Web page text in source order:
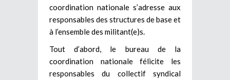
coordination nationale s’adresse aux
responsables des structures de base et
à l’ensemble des militant(e)s.
Tout d’abord, le bureau de la
coordination nationale félicite les
responsables du collectif syndical